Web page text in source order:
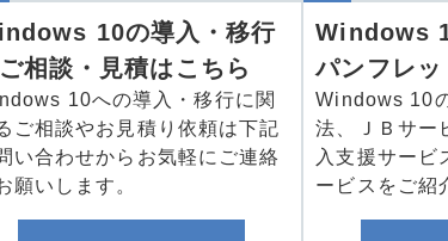
10の導入・移行
相談・見積はこちら
10への導入・移行に関
ご相談やお見積り依頼は下記
い合わせからお気軽にご連絡
願いします。
Windows
パンフレッ
Windows 10
法、ＪＢサー
入支援サービ
ービスをご紹